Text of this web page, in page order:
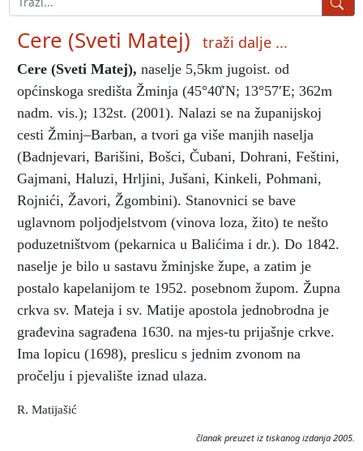
Cere (Sveti Matej) traži dalje ...
Cere (Sveti Matej), naselje 5,5km jugoist. od
općinskoga središta Žminja (45°40̍′N; 13°57′E; 362m
nadm. vis.); 132st. (2001). Nalazi se na županijskoj
cesti Žminj–Barban, a tvori ga više manjih naselja
(Badnjevari, Barišini, Bošci, Čubani, Dohrani, Feštini,
Gajmani, Haluzi, Hrljini, Jušani, Kinkeli, Pohmani,
Rojnići, Žavori, Žgombini). Stanovnici se bave
uglavnom poljodjelstvom (vinova loza, žito) te nešto
poduzetništvom (pekarnica u Balićima i dr.). Do 1842.
naselje je bilo u sastavu žminjske župe, a zatim je
postalo kapelanijom te 1952. posebnom župom. Župna
crkva sv. Mateja i sv. Matije apostola jednobrodna je
građevina sagrađena 1630. na mjes-tu prijašnje crkve.
Ima lopicu (1698), preslicu s jednim zvonom na
pročelju i pjevalište iznad ulaza.
R. Matijašić
članak preuzet iz tiskanog izdanja 2005.